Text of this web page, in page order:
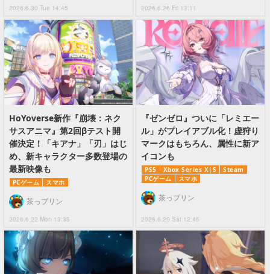
2026.6.30 Tue 14:45 2026.6.26 Fri 13:11
HoYoverse新作『崩壊：ネク
サスアニマ』第2回βテスト開
催決定！「キアナ」「刃」はじ
め、新キャラクター多数登場の
最新映像も
PCゲーム スマホ
2026.6.22 Mon 13:35
茶っプリン
『ゼンゼロ』ついに「レミエー
ル」がプレイアブル化！虚狩り
マークはもちろん、属性に新ア
イコンも
PS5 Xbox Series X|S
Steam
PCゲーム
スマホ
2026.6.20 Sat 12:45
茶っプリン